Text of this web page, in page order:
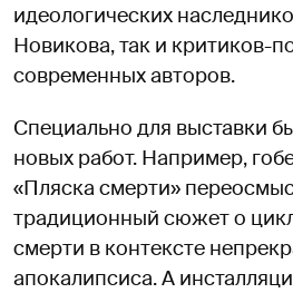
идеологических
Новикова, так и критиков-
современных авторов.
Специально для выставки
новых работ. Например,
«Пляска смерти»
традиционный сюжет о
смерти в контексте
апокалипсиса. А